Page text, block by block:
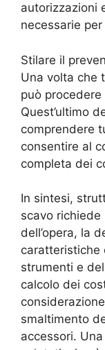
autorizzazioni
necessarie
Stilare il
Una volta che
può
Quest’ultimo
comprendere
consentire al
completa dei
In sintesi,
scavo richiede
dell’opera, la
caratteristiche
strumenti e
calcolo dei
smaltimento
accessori.